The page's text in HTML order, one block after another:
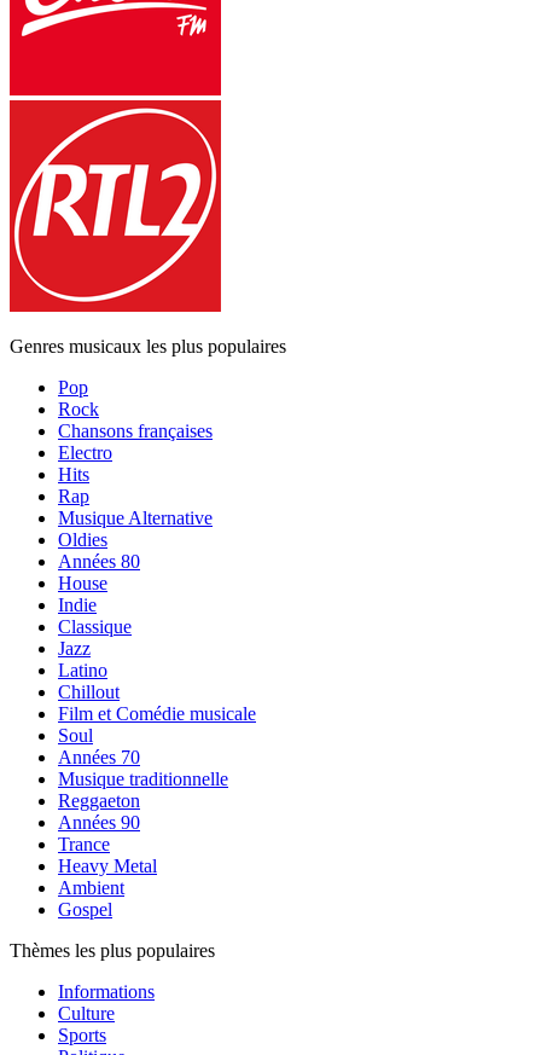
Genres musicaux les plus populaires
Pop
Rock
Chansons françaises
Electro
Hits
Rap
Musique Alternative
Oldies
Années 80
House
Indie
Classique
Jazz
Latino
Chillout
Film et Comédie musicale
Soul
Années 70
Musique traditionnelle
Reggaeton
Années 90
Trance
Heavy Metal
Ambient
Gospel
Thèmes les plus populaires
Informations
Culture
Sports